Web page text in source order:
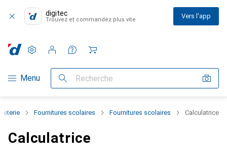
digitec
Trouvez et commandez plus vite Vers l'app
Navigation par catégorie
Menu Recherche
Paramètres
Compte client
Listes de comparaison
Listes d'envies
Panier
Fournitures scolaires Fournitures scolaires Calculatrice
Calculatrice